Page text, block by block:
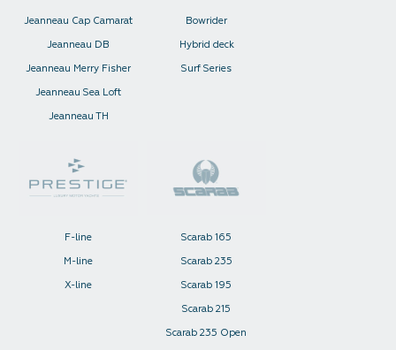
Jeanneau Cap Camarat
Jeanneau DB
Jeanneau Merry Fisher
Jeanneau Sea Loft
Jeanneau TH
Bowrider
Hybrid deck
Surf Series
F-line
M-line
X-line
Scarab 165
Scarab 235
Scarab 195
Scarab 215
Scarab 235 Open